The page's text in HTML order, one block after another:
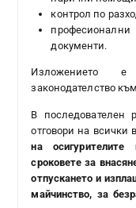
контрол по
документи.
Изложението
законодателство
В последователен
отговори на всички
на
сроковете за
отпускането и
майчинство, за